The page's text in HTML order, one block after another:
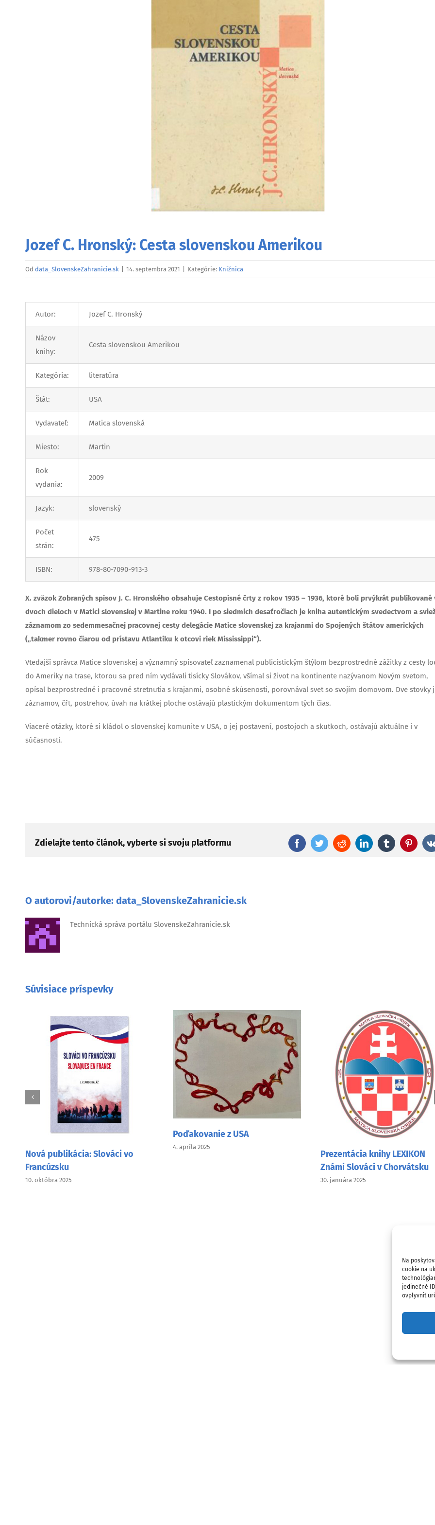
Na
cookie na
jedinečné
ovplyvniť
Jozef C. Hronský: Cesta slovenskou Amerikou
Od data_SlovenskeZahranicie.sk 14. septembra 2021 Kategórie: Knižnica
Autor: Jozef C. Hronský
Názov
knihy:
Cesta slovenskou Amerikou
Kategória: literatúra
Štát: USA
Vydavateľ: Matica slovenská
Miesto: Martin
Rok
vydania:
2009
Jazyk: slovenský
Počet
strán:
475
ISBN: 978-80-7090-913-3
X. zväzok Zobraných spisov J. C. Hronského obsahuje Cestopisné črty z rokov 1935 – 1936, ktoré boli prvýkrát publikované
dvoch dieloch v Matici slovenskej v Martine roku 1940. I po siedmich desaťročiach je kniha autentickým svedectvom a
záznamom zo sedemmesačnej pracovnej cesty delegácie Matice slovenskej za krajanmi do Spojených štátov amerických
(„takmer rovno čiarou od prístavu Atlantiku k otcovi riek Mississippi“).
Vtedajší správca Matice slovenskej a významný spisovateľ zaznamenal publicistickým štýlom bezprostredné zážitky z cesty
do Ameriky na trase, ktorou sa pred ním vydávali tisícky Slovákov, všímal si život na kontinente nazývanom Novým svetom,
opísal bezprostredné i pracovné stretnutia s krajanmi, osobné skúsenosti, porovnával svet so svojím domovom. Dve stovky
záznamov, čŕt, postrehov, úvah na krátkej ploche ostávajú plastickým dokumentom tých čias.
Viaceré otázky, ktoré si kládol o slovenskej komunite v USA, o jej postavení, postojoch a skutkoch, ostávajú aktuálne i v
súčasnosti.
Zdielajte tento článok, vyberte si svoju platformu FacebookTwitterRedditLinkedInTumblr
O autorovi/autorke: data_SlovenskeZahranicie.sk
Technická správa portálu SlovenskeZahranicie.sk
Súvisiace príspevky
Nová publikácia: Slováci vo
Francúzsku
10. októbra 2025
Poďakovanie z USA
4. apríla 2025
Prezentácia knihy LEXIKON
Známi Slováci v Chorvátsku
30. januára 2025